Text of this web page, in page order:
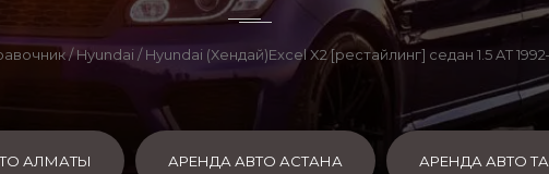
/Hyundai / Hyundai (Хендай)Excel X2 [рестайлинг] седан 1.5 AT
АЛМАТЫ АРЕНДА АВТО АСТАНА АРЕНДА АВТО